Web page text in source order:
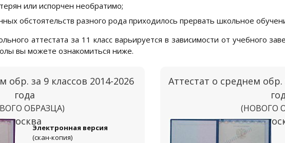
или испорчен необратимо;
обстоятельств разного рода приходилось прервать школьное
аттестата за 11 класс варьируется в зависимости от учебного
вы можете ознакомиться ниже.
обр. за 9 классов 2014-2026
года
ОБРАЗЦА)
Москва
Электронная версия
(скан-копия)
Аттестат о среднем обр.
(НОВОГО